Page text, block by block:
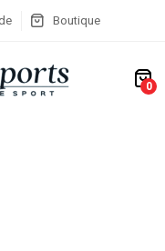
Boutique
0